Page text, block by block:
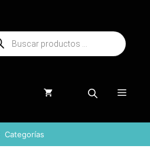
Menú
Categorías